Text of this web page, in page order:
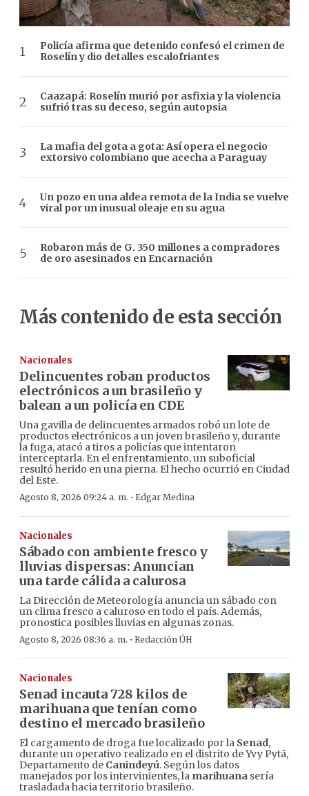
Policía afirma que detenido confesó el crimen de
Roselín y dio detalles escalofriantes
Caazapá: Roselín murió por asfixia y la violencia
sufrió tras su deceso, según autopsia
La mafia del gota a gota: Así opera el negocio
extorsivo colombiano que acecha a Paraguay
Un pozo en una aldea remota de la India se vuelve
viral por un inusual oleaje en su agua
Robaron más de G. 350 millones a compradores
de oro asesinados en Encarnación
Más contenido de esta sección
Nacionales
Delincuentes roban productos
electrónicos a un brasileño y
balean a un policía en CDE
Una gavilla de delincuentes armados robó un lote de
productos electrónicos a un joven brasileño y, durante
la fuga, atacó a tiros a policías que intentaron
interceptarla. En el enfrentamiento, un suboficial
resultó herido en una pierna. El hecho ocurrió en Ciudad
del Este.
Agosto 8, 2026 09:24 a. m. · Edgar Medina
Nacionales
Sábado con ambiente fresco y
lluvias dispersas: Anuncian
una tarde cálida a calurosa
La Dirección de Meteorología anuncia un sábado con
un clima fresco a caluroso en todo el país. Además,
pronostica posibles lluvias en algunas zonas.
Agosto 8, 2026 08:36 a. m. · Redacción ÚH
Nacionales
Senad incauta 728 kilos de
marihuana que tenían como
destino el mercado brasileño
El cargamento de droga fue localizado por la Senad,
durante un operativo realizado en el distrito de Yvy Pytã,
Departamento de Canindeyú. Según los datos
manejados por los intervinientes, la marihuana sería
trasladada hacia territorio brasileño.